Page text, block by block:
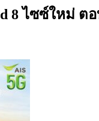
8 ไซซ์ใหม่ ต